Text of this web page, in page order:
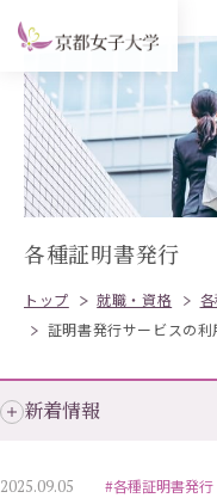
各種証明書発行
トップ 就職・資格
証明書発行サービスの利
新着情報
2025.09.05 #各種証明書発行